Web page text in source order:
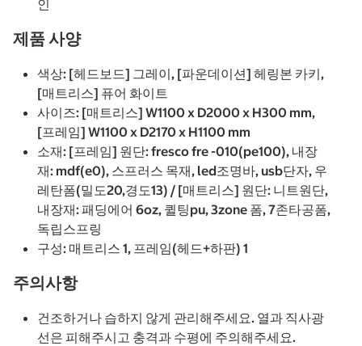
인
제품 사양
색상: [헤드보드] 그레이, [파운데이션] 헤링본 카키,
[매트리스] 퓨어 화이트
사이즈: [매트리스] W1100 x D2000 x H300 mm,
[프레임] W1100 x D2170 x H1100 mm
소재: [프레임] 원단: fresco fre -010(pe100), 내장
재: mdf(e0), 스프러스 목재, led조명바, usb단자, 우
레탄폼(밀도20,경도13) / [매트리스] 원단: 니트원단,
내장재: 패딩에어 6oz, 퀼팅pu, 3zone 폼, 7존타공폼,
독립스프링
구성: 매트리스 1, 프레임(헤드+하판) 1
주의사항
건조하거나 습하지 않게 관리해주세요. 열과 직사광
선은 피해주시고 충격과 수평에 주의해주세요.